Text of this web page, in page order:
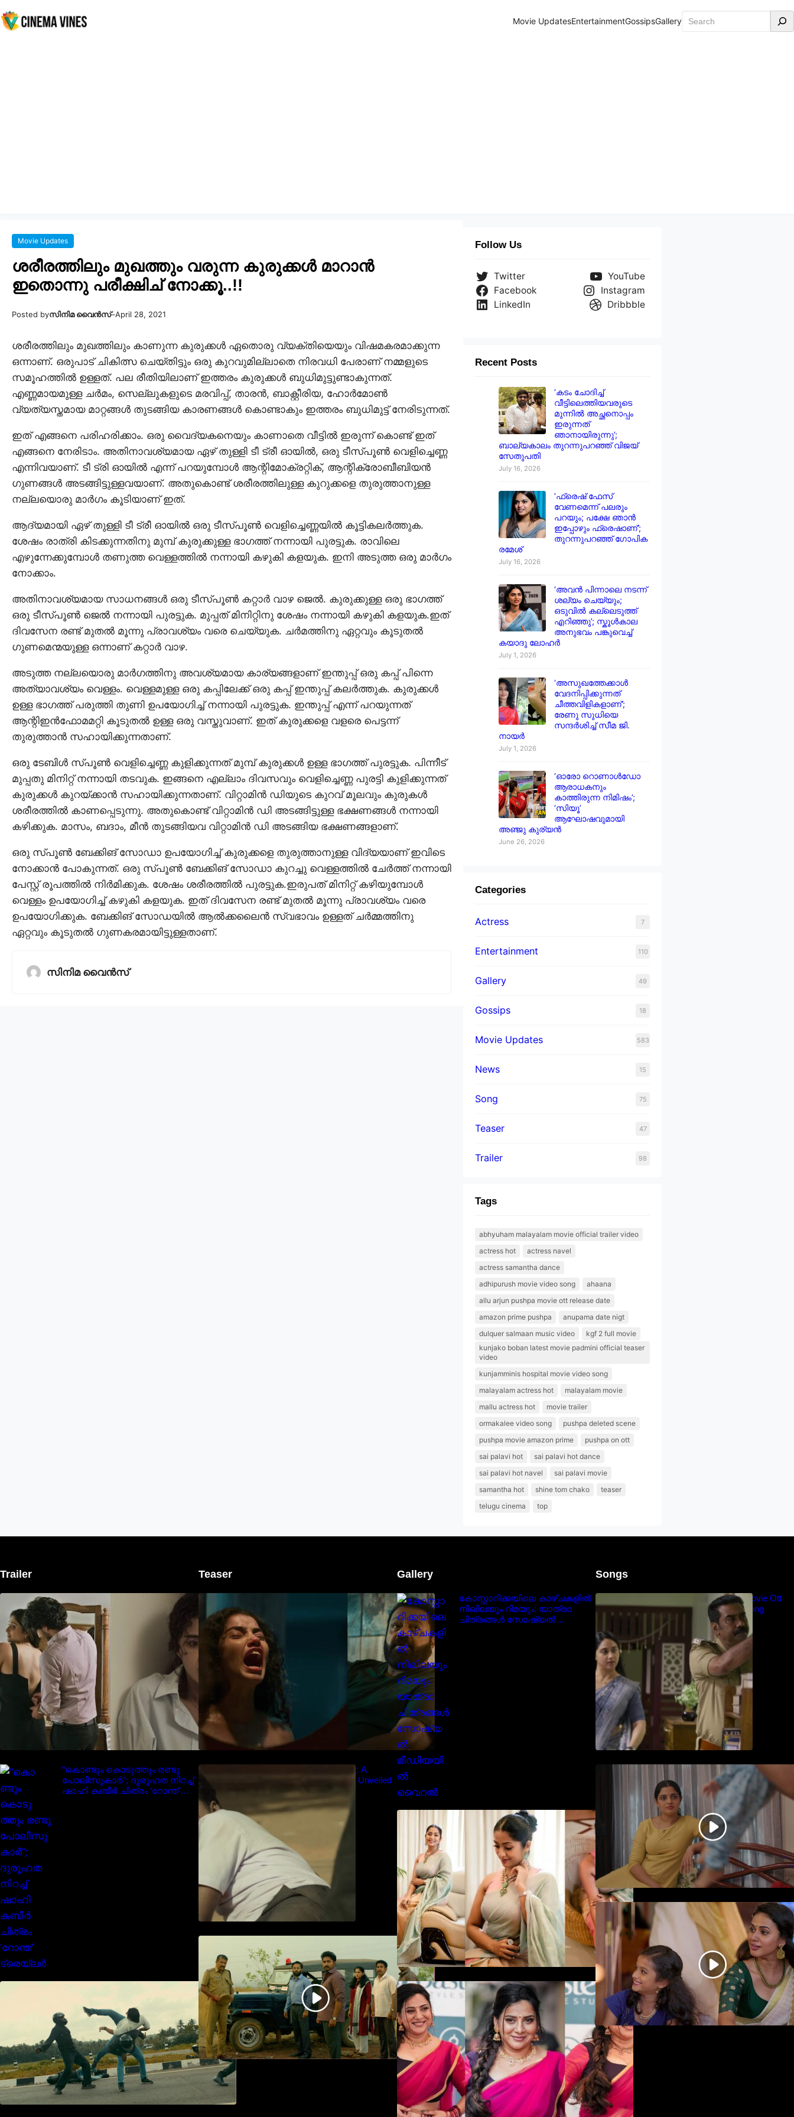
Movie UpdatesEntertainmentGossipsGallerySearch
Movie Updates
ശരീരത്തിലും മുഖത്തും വരുന്ന കുരുക്കൾ മാറാൻ
ഇതൊന്നു പരീക്ഷിച് നോക്കൂ..!!
Posted byസിനിമ വൈൻസ്–April 28, 2021
ശരീരത്തിലും മുഖത്തിലും കാണുന്ന കുരുക്കൾ ഏതൊരു വ്യക്തിയെയും വിഷമകരമാക്കുന്ന
ഒന്നാണ്. ഒരുപാട് ചികിത്സ ചെയ്തിട്ടും ഒരു കുറവുമില്ലാതെ നിരവധി പേരാണ് നമ്മളുടെ
സമൂഹത്തിൽ ഉള്ളത്‌. പല രീതിയിലാണ് ഇത്തരം കുരുക്കൾ ബുധിമുട്ടുണ്ടാകുന്നത്.
എണ്ണമായമുള്ള ചർമം, സെല്ലുകളുടെ മരവിപ്പ്, താരൻ, ബാക്റ്റീരിയ, ഹോർമോൺ
വ്യത്യസ്തമായ മാറ്റങ്ങൾ തുടങ്ങിയ കാരണങ്ങൾ കൊണ്ടാകും ഇത്തരം ബുധിമുട്ട് നേരിടുന്നത്.
ഇത് എങ്ങനെ പരിഹരിക്കാം. ഒരു വൈദ്യകനെയും കാണാതെ വീട്ടിൽ ഇരുന്ന് കൊണ്ട് ഇത്
എങ്ങനെ നേരിടാം. അതിനാവശ്യമായ ഏഴ് തുള്ളി ടീ ട്രീ ഓയിൽ, ഒരു ടീസ്പൂൺ വെളിച്ചെണ്ണ
എന്നിവയാണ്. ടീ ട്രി ഓയിൽ എന്ന് പറയുമ്പോൾ ആന്റിമോക്രറ്റിക്, ആന്റിക്രോബീബിയൻ
ഗുണങ്ങൾ അടങ്ങിട്ടുള്ളവയാണ്. അതുകൊണ്ട് ശരീരത്തിലുള്ള കുറുക്കളെ തുരുത്താനുള്ള
നല്ലയൊരു മാർഗം കൂടിയാണ് ഇത്.
ആദ്യമായി ഏഴ് തുള്ളി ടീ ട്രീ ഓയിൽ ഒരു ടീസ്പൂൺ വെളിച്ചെണ്ണയിൽ കൂട്ടികലർത്തുക.
ശേഷം രാത്രി കിടക്കുന്നതിനു മുമ്പ് കുരുക്കുള്ള ഭാഗത്ത് നന്നായി പുരട്ടുക. രാവിലെ
എഴുന്നേക്കുമ്പോൾ തണുത്ത വെള്ളത്തിൽ നന്നായി കഴുകി കളയുക. ഇനി അടുത്ത ഒരു മാർഗം
നോക്കാം.
അതിനാവശ്യമായ സാധനങ്ങൾ ഒരു ടീസ്പൂൺ കറ്റാർ വാഴ ജെൽ. കുരുക്കുള്ള ഒരു ഭാഗത്ത്
ഒരു ടീസ്പൂൺ ജെൽ നന്നായി പുരട്ടുക. മുപ്പത് മിനിറ്റിനു ശേഷം നന്നായി കഴുകി കളയുക.ഇത്
ദിവസേന രണ്ട് മുതൽ മൂന്നു പ്രാവശ്യം വരെ ചെയ്യുക. ചർമത്തിനു ഏറ്റവും കൂടുതൽ
ഗുണമെന്മയുള്ള ഒന്നാണ് കറ്റാർ വാഴ.
അടുത്ത നല്ലയൊരു മാർഗത്തിനു അവശ്യമായ കാര്യങ്ങളാണ് ഇന്തുപ്പ് ഒരു കപ്പ് പിന്നെ
അത്യാവശ്യം വെള്ളം. വെള്ളമുള്ള ഒരു കപ്പിലേക്ക് ഒരു കപ്പ് ഇന്തുപ്പ് കലർത്തുക. കുരുക്കൾ
ഉള്ള ഭാഗത്ത് പരുത്തി തുണി ഉപയോഗിച്ച് നന്നായി പുരട്ടുക. ഇന്തുപ്പ് എന്ന് പറയുന്നത്
ആന്റിഇൻഫോമമറ്റി കൂടുതൽ ഉള്ള ഒരു വസ്തുവാണ്. ഇത് കുരുക്കളെ വളരെ പെട്ടന്ന്
തുരുത്താൻ സഹായിക്കുന്നതാണ്.
ഒരു ടേബിൾ സ്പൂൺ വെളിച്ചെണ്ണ കുളിക്കുന്നത് മുമ്പ് കുരുക്കൾ ഉള്ള ഭാഗത്ത് പുരട്ടുക. പിന്നീട്
മുപ്പതു മിനിറ്റ് നന്നായി തടവുക. ഇങ്ങനെ എല്ലാം ദിവസവും വെളിച്ചെണ്ണ പുരട്ടി കുളിക്കുന്നത്
കുരുക്കൾ കുറയ്ക്കാൻ സഹായിക്കുന്നതാണ്. വിറ്റാമിൻ ഡിയുടെ കുറവ് മൂലവും കുരുകൾ
ശരീരത്തിൽ കാണപ്പെടുന്നു. അതുകൊണ്ട് വിറ്റാമിൻ ഡി അടങ്ങിട്ടുള്ള ഭക്ഷണങ്ങൾ നന്നായി
കഴിക്കുക. മാസം, ബദാം, മീൻ തുടങ്ങിയവ വിറ്റാമിൻ ഡി അടങ്ങിയ ഭക്ഷണങ്ങളാണ്.
ഒരു സ്പൂൺ ബേക്കിങ് സോഡാ ഉപയോഗിച്ച് കുരുക്കളെ തുരുത്താനുള്ള വിദ്യയാണ് ഇവിടെ
നോക്കാൻ പോകുന്നത്. ഒരു സ്പൂൺ ബേക്കിങ് സോഡാ കുറച്ചു വെള്ളത്തിൽ ചേർത്ത് നന്നായി
പേസ്റ്റ് രൂപത്തിൽ നിർമിക്കുക. ശേഷം ശരീരത്തിൽ പുരട്ടുക.ഇരുപത് മിനിറ്റ് കഴിയുമ്പോൾ
വെള്ളം ഉപയോഗിച്ച് കഴുകി കളയുക. ഇത് ദിവസേന രണ്ട് മുതൽ മൂന്നു പ്രാവശ്യം വരെ
ഉപയോഗിക്കുക. ബേക്കിങ് സോഡയിൽ ആൽക്കലൈൻ സ്വഭാവം ഉള്ളത്‌ ചർമ്മത്തിനു
ഏറ്റവും കൂടുതൽ ഗുണകരമായിട്ടുള്ളതാണ്.
സിനിമ വൈൻസ്
Follow Us
Twitter
YouTube
Facebook
Instagram
LinkedIn
Dribbble
Recent Posts
‘കടം ചോദിച്ച്
വീട്ടിലെത്തിയവരുടെ
മുന്നിൽ അച്ഛനൊപ്പം
ഇരുന്നത്
ഞാനായിരുന്നു’;
ബാല്യകാലം തുറന്നുപറഞ്ഞ് വിജയ്
സേതുപതി
July 16, 2026
‘ഫ്രെഷ് ഫേസ്
വേണമെന്ന് പലരും
പറയും; പക്ഷേ ഞാൻ
ഇപ്പോഴും ഫ്രെഷാണ്’;
തുറന്നുപറഞ്ഞ് ഗോപിക
രമേശ്
July 16, 2026
‘അവൻ പിന്നാലെ നടന്ന്
ശല്യം ചെയ്യും;
ഒടുവിൽ കല്ലെടുത്ത്
എറിഞ്ഞു’; സ്കൂൾകാല
അനുഭവം പങ്കുവെച്ച്
കയാദു ലോഹർ
July 1, 2026
‘അസുഖത്തേക്കാൾ
വേദനിപ്പിക്കുന്നത്
ചീത്തവിളികളാണ്’;
രേണു സുധിയെ
സന്ദർശിച്ച് സീമ ജി.
നായർ
July 1, 2026
‘ഓരോ റൊണാൾഡോ
ആരാധകനും
കാത്തിരുന്ന നിമിഷം’;
‘സിയൂ’
ആഘോഷവുമായി
അഞ്ജു കുര്യൻ
June 26, 2026
Categories
Actress 7
Entertainment 110
Gallery 49
Gossips 18
Movie Updates 583
News 15
Song 75
Teaser 47
Trailer 98
Tags
abhyuham malayalam movie official trailer video
actress hot
actress navel
actress samantha dance
adhipurush movie video song
ahaana
allu arjun pushpa movie ott release date
amazon prime pushpa
anupama date nigt
dulquer salmaan music video
kgf 2 full movie
kunjako boban latest movie padmini official teaser
video
kunjamminis hospital movie video song
malayalam actress hot
malayalam movie
mallu actress hot
movie trailer
ormakalee video song
pushpa deleted scene
pushpa movie amazon prime
pushpa on ott
sai palavi hot
sai palavi hot dance
sai palavi hot navel
sai palavi movie
samantha hot
shine tom chako
teaser
telugu cinema
top
Trailer
പരമേശ്വരൻ; മിസ്റ്ററി ത്രില്ലർ
ട്രെയിലർ വൈറലാകുന്നു..
“കൊണ്ടും കൊടുത്തും രണ്ടു
പോലീസുകാർ”; ദുരൂഹത നിറച്ച്
ഷാഹി കബീർ ചിത്രം ‘റോന്ത്’
ബസൂക്ക ട്രൈലർ
Teaser
‘ജെഎസ്‌കെ’ ടീസർ പുറത്ത്;
വക്കീൽ വേഷത്തിൽ നിറഞ്ഞാടി
സുരേഷ് ഗോപി..
Idiyan Chandhu – Teaser: A
Cinematic Extravaganza Unveiled
നായകനായി എത്തുന്ന
“പാർട്നെർസ്” പ്രേക്ഷക ശ്രദ്ധ
നേടിയ ടീസർ കാണാം..
Gallery
കോസ്റ്റാറിക്കയിലെ കാഴ്ചകളിൽ
നിഖിലയും റിമയും: യാത്രാ
ചിത്രങ്ങൾ സോഷ്യൽ
സാരിയിൽ സുന്ദരിയായി
മലയിലകളുടെ പ്രിയ താരം
നവ്യാ നായർ| Malayalam
favourite actress Navya Nair cute
ഉദ്ഘാടന വേദിയിൽ ആരാധരെ
മയക്കുന്ന തകർപ്പൻ
ഡൻസുമായി അന്ന രാജൻ..
Songs
Blockbuster Thalavan Movie Ott
Release Date – Video Song
തിയേറ്ററിൽ വൻ വിജയമായി
മുന്നേറിയ ഗുരുവായൂർ
അംബലനടയിൽ… വീഡിയോ
സോങ്ങ്..
ജനപ്രിയ നടൻ ദിലീപ്
നയകമായി എത്തുന്ന പവി
കെയർ ടേക്കർ.. വീഡിയോ
സോംഗ്…